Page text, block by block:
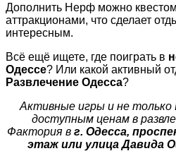
Дополнить Нерф можно
аттракционами, что сделает
интересным.
Всё ещё ищете, где поиграть в
Одессе? Или какой активный
Развлечение Одесса?
Активные игры и не
доступным ценам в
Фактория в г. Одесса,
этаж или улица Давида